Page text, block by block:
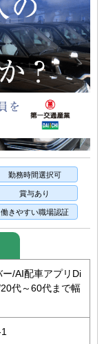
勤務時間選択可
賞与あり
働きやすい職場認証
/AI配車アプリDi
代～60代まで幅